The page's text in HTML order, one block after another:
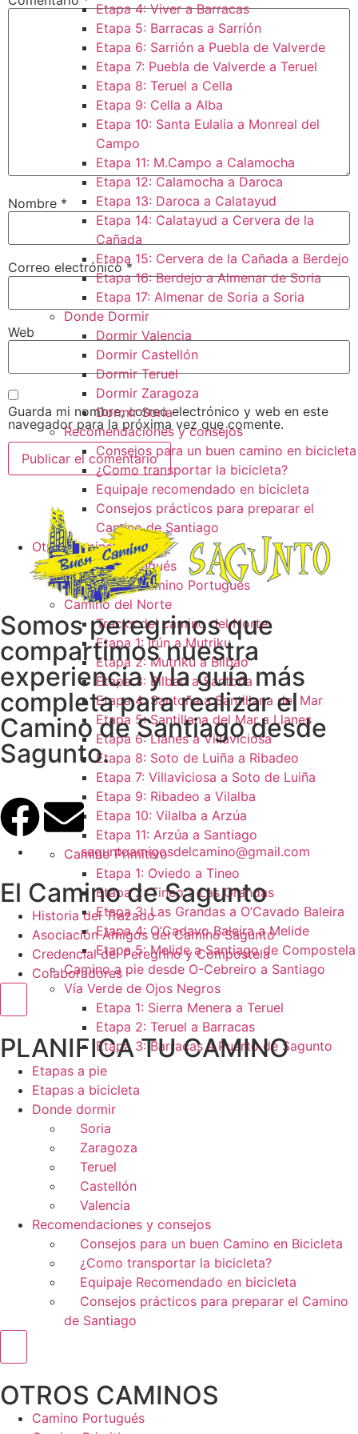
Etapa 4: Viver a Barracas
Etapa 5: Barracas a Sarrión
Etapa 6: Sarrión a Puebla de Valverde
Etapa 7: Puebla de Valverde a Teruel
Etapa 8: Teruel a Cella
Etapa 9: Cella a Alba
Etapa 10: Santa Eulalia a Monreal del
Campo​
Etapa 11: M.Campo a Calamocha​
Etapa 12: Calamocha a Daroca ​
Etapa 13: Daroca a Calatayud
Etapa 14: Calatayud a Cervera de la
Cañada​
Etapa 15: Cervera de la Cañada a Berdejo
Etapa 16: Berdejo a Almenar de Soria
Etapa 17: Almenar de Soria a Soria ​
Donde Dormir
Dormir Valencia
Dormir Castellón
Dormir Teruel
Dormir Zaragoza
Dormir Soria
Recomendaciones y consejos
Consejos para un buen camino en bicicleta
¿Como transportar la bicicleta?
Equipaje recomendado en bicicleta
Consejos prácticos para preparar el
Camino de Santiago
Otros caminos
Camino Portugués
Tracks camino Portugués
Camino del Norte
Tracks del camino del Norte
Etapa 1: Irún a Mutriku
Etapa 2: Mutriku a Bilbao
Etapa 3: Bilbao a Santoña
Etapa 4: Santoña a Santillana del Mar
Etapa 5: Santillana del Mar a Llanes
Etapa 6: Llanes a Villaviciosa
Etapa 8: Soto de Luiña a Ribadeo
Etapa 7: Villaviciosa a Soto de Luiña
Etapa 9: Ribadeo a Vilalba
Etapa 10: Vilalba a Arzúa
Etapa 11: Arzúa a Santiago
Camino Primitivo
Etapa 1: Oviedo a Tineo
Etapa 2: Tineo a Las Grandas
Etapa 3: Las Grandas a O’Cavado Baleira
Etapa 4: O’Cadavo Baleira a Melide
Etapa 5: Melide a Santiago de Compostela
Camino a pie desde O-Cebreiro a Santiago
Vía Verde de Ojos Negros
Etapa 1: Sierra Menera a Teruel
Etapa 2: Teruel a Barracas
Etapa 3: Barracas a Puerto de Sagunto
Nombre *
Correo electrónico*
Web
Guarda mi nombre, correo electrónico y web en este
navegador para la próxima vez que comente.
Somos peregrinos que
compartimos nuestra
experiencia y la guía más
completa para realizar el
Camino de Santiago desde
Sagunto.
saguntoamigosdelcamino@gmail.com
El Camino de Sagunto
Historia del Trazado
Asociación Amigos del Camino Sagunto
Credencial del Peregrino y Compostela
Colaboradores
Menú conmutador hamburguesa
PLANIFICA TU CAMINO
Etapas a pie
Etapas a bicicleta
Donde dormir
Soria
Zaragoza
Teruel
Castellón
Valencia
Recomendaciones y consejos
Consejos para un buen Camino en Bicicleta
¿Como transportar la bicicleta?
Equipaje Recomendado en bicicleta
Consejos prácticos para preparar el Camino
de Santiago
OTROS CAMINOS
Camino Portugués